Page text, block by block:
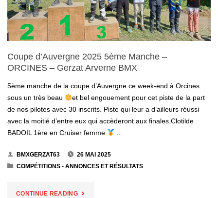
DIMANCHE
22/06/2025
–
Coupe d’Auvergne 2025 5ème Manche –
ORCINES – Gerzat Arverne BMX
5ème manche de la coupe d’Auvergne ce week-end à Orcines
sous un très beau
et bel engouement pour cet piste de la part
de nos pilotes avec 30 inscrits. Piste qui leur a d’ailleurs réussi
avec la moitié d’entre eux qui accèderont aux finales.Clotilde
BADOIL 1ère en Cruiser femme
BMXGERZAT63
26 MAI 2025
COMPÉTITIONS - ANNONCES ET RÉSULTATS
CONTINUE READING"COUPE